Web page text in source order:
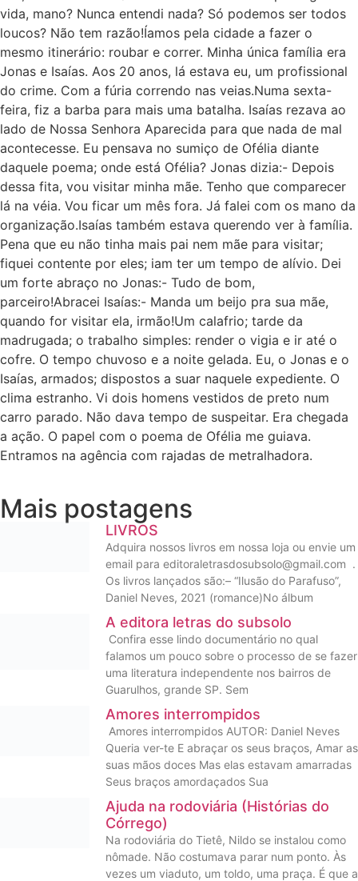
vida, mano? Nunca entendi nada? Só podemos ser todos
loucos? Não tem razão!Íamos pela cidade a fazer o
mesmo itinerário: roubar e correr. Minha única família era
Jonas e Isaías. Aos 20 anos, lá estava eu, um profissional
do crime. Com a fúria correndo nas veias.Numa sexta-
feira, fiz a barba para mais uma batalha. Isaías rezava ao
lado de Nossa Senhora Aparecida para que nada de mal
acontecesse. Eu pensava no sumiço de Ofélia diante
daquele poema; onde está Ofélia? Jonas dizia:- Depois
dessa fita, vou visitar minha mãe. Tenho que comparecer
lá na véia. Vou ficar um mês fora. Já falei com os mano da
organização.Isaías também estava querendo ver à família.
Pena que eu não tinha mais pai nem mãe para visitar;
fiquei contente por eles; iam ter um tempo de alívio. Dei
um forte abraço no Jonas:- Tudo de bom,
parceiro!Abracei Isaías:- Manda um beijo pra sua mãe,
quando for visitar ela, irmão!Um calafrio; tarde da
madrugada; o trabalho simples: render o vigia e ir até o
cofre. O tempo chuvoso e a noite gelada. Eu, o Jonas e o
Isaías, armados; dispostos a suar naquele expediente. O
clima estranho. Vi dois homens vestidos de preto num
carro parado. Não dava tempo de suspeitar. Era chegada
a ação. O papel com o poema de Ofélia me guiava.
Entramos na agência com rajadas de metralhadora.
Mais postagens
LIVROS
Adquira nossos livros em nossa loja ou envie um
email para editoraletrasdosubsolo@gmail.com .
Os livros lançados são:– “Ilusão do Parafuso”,
Daniel Neves, 2021 (romance)No álbum
A editora letras do subsolo
Confira esse lindo documentário no qual
falamos um pouco sobre o processo de se fazer
uma literatura independente nos bairros de
Guarulhos, grande SP. Sem
Amores interrompidos
Amores interrompidos AUTOR: Daniel Neves
Queria ver-te E abraçar os seus braços, Amar as
suas mãos doces Mas elas estavam amarradas
Seus braços amordaçados Sua
Ajuda na rodoviária (Histórias do
Córrego)
Na rodoviária do Tietê, Nildo se instalou como
nômade. Não costumava parar num ponto. Às
vezes um viaduto, um toldo, uma praça. É que a